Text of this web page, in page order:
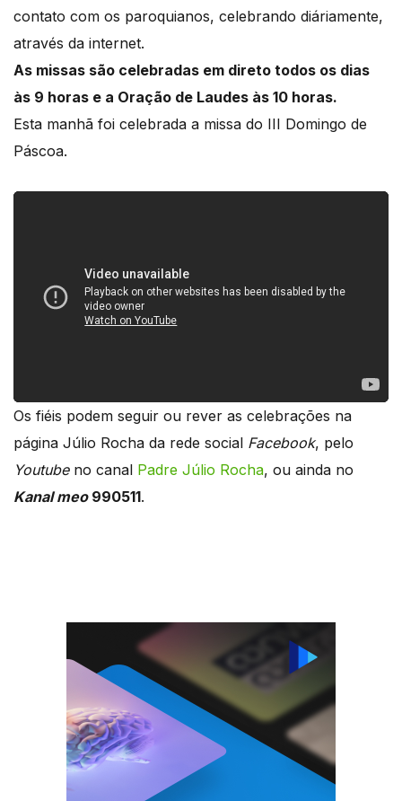
contato com os paroquianos, celebrando diáriamente,
através da internet.
As missas são celebradas em direto todos os dias
às 9 horas e a Oração de Laudes às 10 horas.
Esta manhã foi celebrada a missa do III Domingo de
Páscoa.
Os fiéis podem seguir ou rever as celebrações na
página Júlio Rocha da rede social Facebook, pelo
Youtubeno canal Padre Júlio Rocha, ou ainda no
Kanal meo990511.